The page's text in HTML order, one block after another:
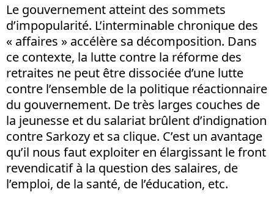
Le gouvernement atteint des sommets
d’impopularité. L’interminable chronique des
« affaires » accélère sa décomposition. Dans
ce contexte, la lutte contre la réforme des
retraites ne peut être dissociée d’une lutte
contre l’ensemble de la politique réactionnaire
du gouvernement. De très larges couches de
la jeunesse et du salariat brûlent d’indignation
contre Sarkozy et sa clique. C’est un avantage
qu’il nous faut exploiter en élargissant le front
revendicatif à la question des salaires, de
l’emploi, de la santé, de l’éducation, etc.